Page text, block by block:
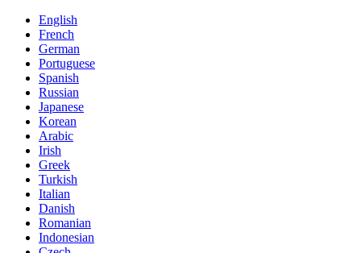
English
French
German
Portuguese
Spanish
Russian
Japanese
Korean
Arabic
Irish
Greek
Turkish
Italian
Danish
Romanian
Indonesian